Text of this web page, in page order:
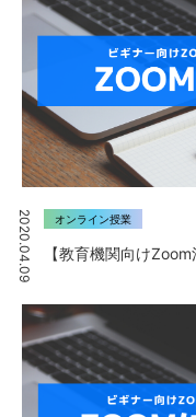
2020.04.09 オンライン授業
【教育機関向け